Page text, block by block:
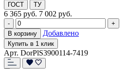
ГОСТ ТУ
6 365 руб. 7 002 руб.
-
+
В корзину
Добавлено
Купить в 1 клик
Арт. DorPlS3900114-7419